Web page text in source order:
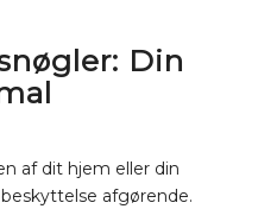
Din
af dit hjem eller din
afgørende.